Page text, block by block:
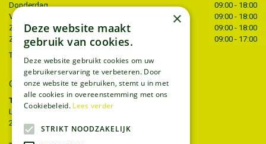
Donderdag
09:00 - 18:00
Vrijdag
09:00 - 18:00
Zaterdag
09:00 - 18:00
Zondag
09:00 - 17:00
Toon alle openingstijden
CONTACT
Tuincentrum Thiels
Liersesteenweg 68
2221 Heist-op-den-berg
×
Deze website maakt
gebruik van cookies.
Deze website gebruikt cookies om uw
gebruikerservaring te verbeteren. Door
onze website te gebruiken, stemt u in met
alle cookies in overeenstemming met ons
Cookiebeleid. Lees verder
STRIKT NOODZAKELIJK